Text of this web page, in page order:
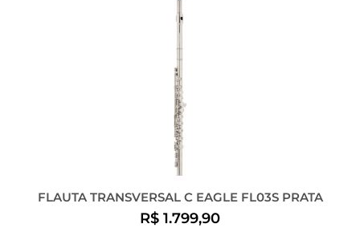
FLAUTA TRANSVERSAL C EAGLE FL03S PRATA
R$ 1.799,90